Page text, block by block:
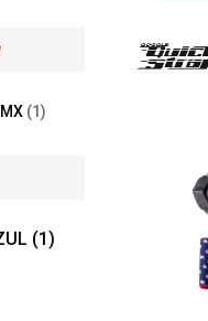
(1)